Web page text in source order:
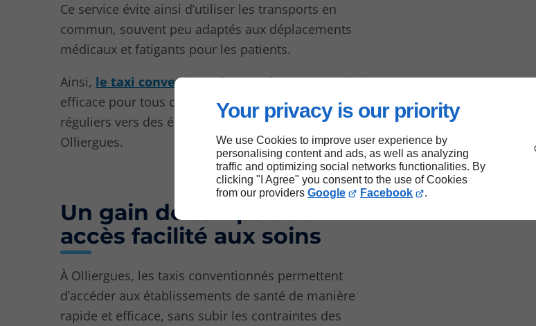
Your privacy is our priority
We use Cookies to improve user experience by
personalising content and ads, as well as analyzing
traffic and optimizing social networks functionalities. By
clicking "I Agree" you consent to the use of Cookies
from our providers Google Facebook .
Ce service évite ainsi d’utiliser les transports en
commun, souvent peu adaptés aux déplacements
médicaux et fatigants pour les patients.
Ainsi, le taxi conventionné
représente une solution
efficace pour tous ceux qui nécessitent des trajets
réguliers vers des établissements de soins à
Olliergues.
Un gain de temps et un
accès facilité aux soins
À Olliergues, les taxis conventionnés permettent
d’accéder aux établissements de santé de manière
rapide et efficace, sans subir les contraintes des